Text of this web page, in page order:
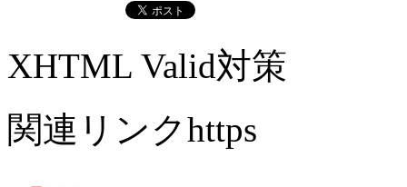
XHTML Valid対策
関連リンクhttps